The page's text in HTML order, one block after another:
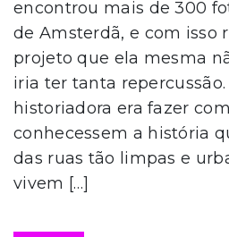
encontrou mais de 300
de Amsterdã, e com isso
projeto que ela mesma
iria ter tanta
historiadora era fazer
conhecessem a história
das ruas tão limpas e
vivem […]